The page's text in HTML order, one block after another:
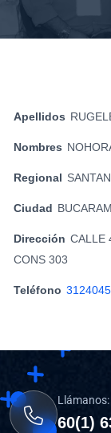
Apellidos
Nombres
Regional
Ciudad
Dirección CALLE
CONS 303
Teléfono
Llámanos:
60(1)